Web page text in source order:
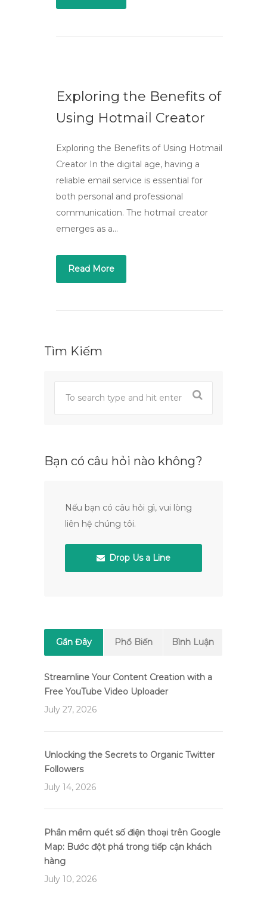
Exploring the Benefits of
Using Hotmail Creator
Exploring the Benefits of Using Hotmail
Creator In the digital age, having a
reliable email service is essential for
both personal and professional
communication. The hotmail creator
emerges as a…
Read More
Tìm Kiếm
Bạn có câu hỏi nào không?
Nếu bạn có câu hỏi gì, vui lòng
liên hệ chúng tôi.
Drop Us a Line
Gần Đây Phổ Biến Bình Luận
Streamline Your Content Creation with a
Free YouTube Video Uploader
July 27, 2026
Unlocking the Secrets to Organic Twitter
Followers
July 14, 2026
Phần mềm quét số điện thoại trên Google
Map: Bước đột phá trong tiếp cận khách
hàng
July 10, 2026